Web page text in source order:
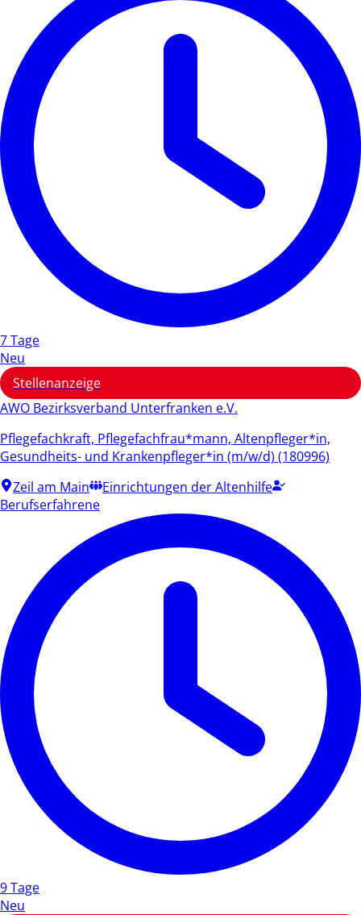
7 Tage
Neu
Stellenanzeige
AWO Bezirksverband Unterfranken e.V.
Pflegefachkraft, Pflegefachfrau*mann, Altenpfleger*in,
Gesundheits- und Krankenpfleger*in (m/w/d) (180996)
Zeil am Main
Einrichtungen der Altenhilfe
Berufserfahrene
9 Tage
Neu